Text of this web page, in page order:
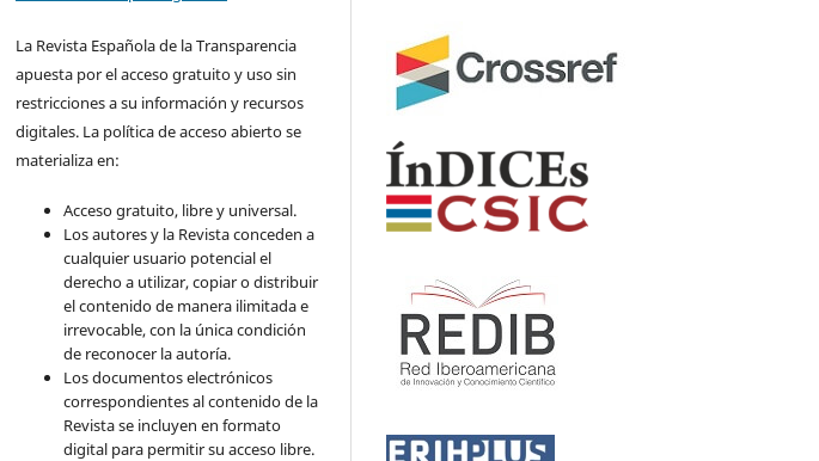
La Revista Española de la Transparencia
apuesta por el acceso gratuito y uso sin
restricciones a su información y recursos
digitales. La política de acceso abierto se
materializa en:
Acceso gratuito, libre y universal.
Los autores y la Revista conceden a
cualquier usuario potencial el
derecho a utilizar, copiar o distribuir
el contenido de manera ilimitada e
irrevocable, con la única condición
de reconocer la autoría.
Los documentos electrónicos
correspondientes al contenido de la
Revista se incluyen en formato
digital para permitir su acceso libre.